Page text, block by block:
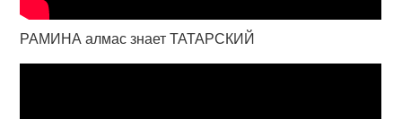
РАМИНА алмас знает ТАТАРСКИЙ